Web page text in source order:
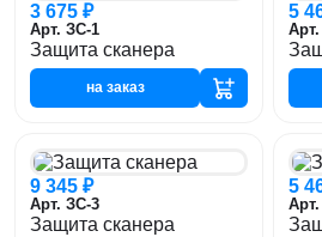
3 675 ₽
Арт. ЗС-1
Защита сканера
на заказ
5
9 345 ₽
Арт. ЗС-3
Защита сканера
5